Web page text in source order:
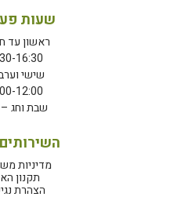
שעות
ראשון עד
16:30
שישי
12:00
שבת וחג –
מדיניות
תקנון
הצהרת